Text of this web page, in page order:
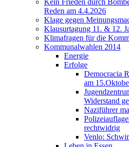
Kein Frieden durch
Reden am 4.4.2026
Klage gegen
Klausurtagung 11. & 12.
Klimafragen für die
Kommunalwahlen 2014
Energie
Erfolge
Democracia
am
Widerstand
Naziführer
rechtwidrig
Venlo: